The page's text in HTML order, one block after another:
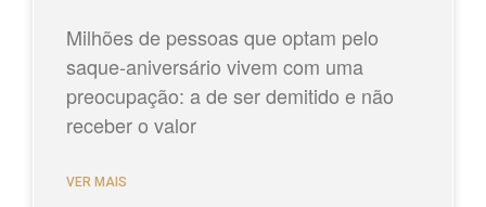
Milhões de pessoas que optam pelo
saque-aniversário vivem com uma
preocupação: a de ser demitido e não
receber o valor
VER MAIS